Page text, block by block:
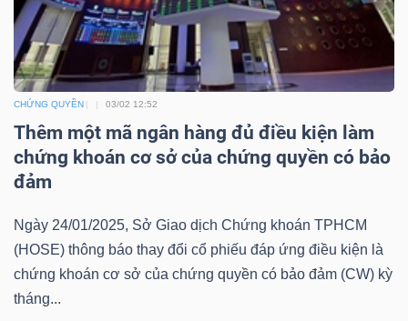
CHỨNG QUYỀN 03/02 12:52
Thêm một mã ngân hàng đủ điều kiện làm
chứng khoán cơ sở của chứng quyền có bảo
đảm
Ngày 24/01/2025, Sở Giao dịch Chứng khoán TPHCM
(HOSE) thông báo thay đổi cổ phiếu đáp ứng điều kiện là
chứng khoán cơ sở của chứng quyền có bảo đảm (CW) kỳ
tháng...
Dịch
vụ
(-)
Đào
tạo
Sách